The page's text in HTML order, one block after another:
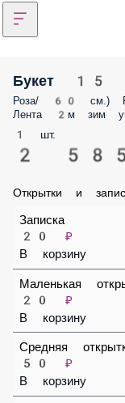
Букет 15 роз
Роза/ 60 см.) Россия -
1 шт.
2 585 ₽
20 ₽
В корзину
Маленькая
20 ₽
В корзину
Средняя
50 ₽
В корзину